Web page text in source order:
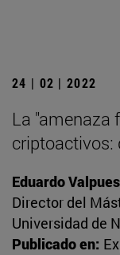
24 | 02 | 2022
La "amenaza
criptoactivos:
Eduardo
Director del
Universidad de
Publicado en: